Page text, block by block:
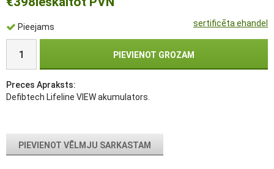
sertificēta ehandel
Pieejams
PIEVIENOT GROZAM
Preces Apraksts:
Defibtech Lifeline VIEW akumulators.
PIEVIENOT VĒLMJU SARKASTAM